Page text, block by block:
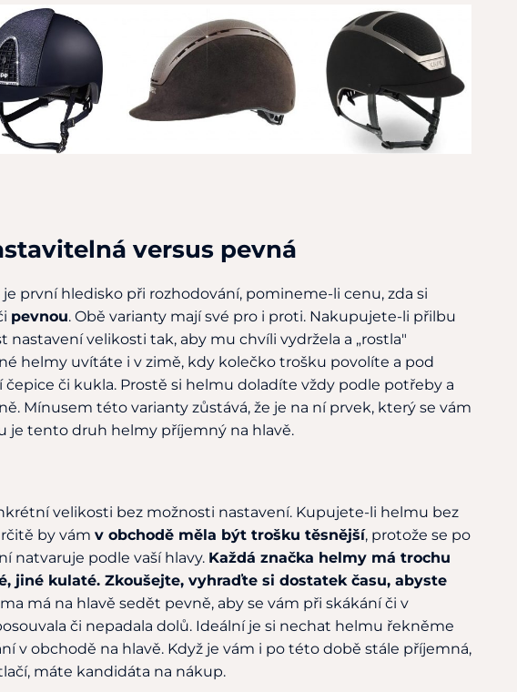
versus pevná
první hledisko při rozhodování, pomineme-li cenu, zda si
pevnou. Obě varianty mají své pro i proti. Nakupujete-li přilbu
velikosti tak, aby mu chvíli vydržela a „rostla"
helmy uvítáte i v zimě, kdy kolečko trošku povolíte a pod
či kukla. Prostě si helmu doladíte vždy podle potřeby a
Mínusem této varianty zůstává, že je na ní prvek, který se vám
je tento druh helmy příjemný na hlavě.
velikosti bez možnosti nastavení. Kupujete-li helmu bez
by vám v obchodě měla být trošku těsnější, protože se po
natvaruje podle vaší hlavy. Každá značka helmy má trochu
jiné kulaté. Zkoušejte, vyhraďte si dostatek času, abyste
má na hlavě sedět pevně, aby se vám při skákání či v
či nepadala dolů. Ideální je si nechat helmu řekněme
v obchodě na hlavě. Když je vám i po této době stále příjemná,
máte kandidáta na nákup.